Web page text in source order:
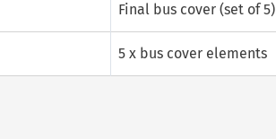
Final bus cover (set of 5)
5 x bus cover elements